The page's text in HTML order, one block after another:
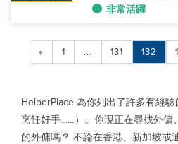
非常活躍
« 1 ... 131 132
HelperPlace 為你列出了許多有經驗
烹飪好手……）。你現正在尋找外傭
的外傭嗎？ 不論在香港、新加坡或